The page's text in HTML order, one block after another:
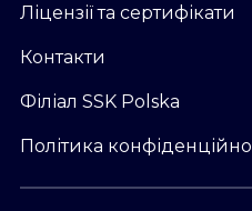
Ліцензії та сертифікати
Контакти
Філіал SSK Polska
Політика